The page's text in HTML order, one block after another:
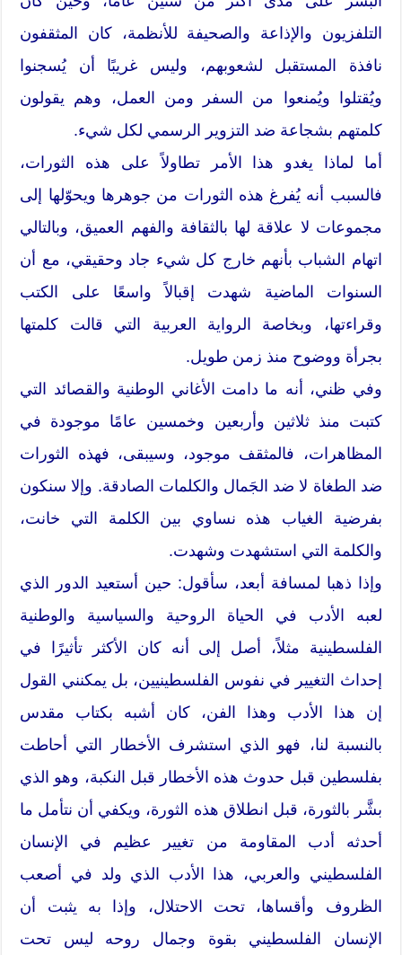
التلفزيون والإذاعة والصحيفة للأنظمة، كان المثقفون
نافذة المستقبل لشعوبهم، وليس غريبًا أن يُسجنوا
ويُقتلوا ويُمنعوا من السفر ومن العمل، وهم يقولون
كلمتهم بشجاعة ضد التزوير الرسمي لكل شيء.
أما لماذا يغدو هذا الأمر تطاولاً على هذه الثورات،
فالسبب أنه يُفرغ هذه الثورات من جوهرها ويحوّلها إلى
مجموعات لا علاقة لها بالثقافة والفهم العميق، وبالتالي
اتهام الشباب بأنهم خارج كل شيء جاد وحقيقي، مع أن
السنوات الماضية شهدت إقبالاً واسعًا على الكتب
وقراءتها، وبخاصة الرواية العربية التي قالت كلمتها
بجرأة ووضوح منذ زمن طويل.
وفي ظني، أنه ما دامت الأغاني الوطنية والقصائد التي
كتبت منذ ثلاثين وأربعين وخمسين عامًا موجودة في
المظاهرات، فالمثقف موجود، وسيبقى، فهذه الثورات
ضد الطغاة لا ضد الجَمال والكلمات الصادقة. وإلا سنكون
بفرضية الغياب هذه نساوي بين الكلمة التي خانت،
والكلمة التي استشهدت وشهدت.
وإذا ذهبا لمسافة أبعد، سأقول: حين أستعيد الدور الذي
لعبه الأدب في الحياة الروحية والسياسية والوطنية
الفلسطينية مثلاً، أصل إلى أنه كان الأكثر تأثيرًا في
إحداث التغيير في نفوس الفلسطينيين، بل يمكنني القول
إن هذا الأدب وهذا الفن، كان أشبه بكتاب مقدس
بالنسبة لنا، فهو الذي استشرف الأخطار التي أحاطت
بفلسطين قبل حدوث هذه الأخطار قبل النكبة، وهو الذي
بشَّر بالثورة، قبل انطلاق هذه الثورة، ويكفي أن نتأمل ما
أحدثه أدب المقاومة من تغيير عظيم في الإنسان
الفلسطيني والعربي، هذا الأدب الذي ولد في أصعب
الظروف وأقساها، تحت الاحتلال، وإذا به يثبت أن
الإنسان الفلسطيني بقوة وجمال روحه ليس تحت